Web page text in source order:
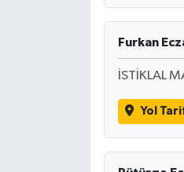
Furkan
İSTİKLAL
Yol